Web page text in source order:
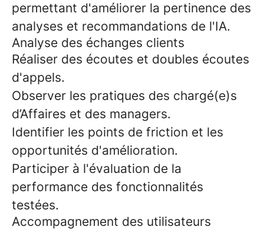
permettant d'améliorer la pertinence des
analyses et recommandations de l'IA.
Analyse des échanges clients
Réaliser des écoutes et doubles écoutes
d'appels.
Observer les pratiques des chargé(e)s
d’Affaires et des managers.
Identifier les points de friction et les
opportunités d'amélioration.
Participer à l'évaluation de la
performance des fonctionnalités
testées.
Accompagnement des utilisateurs